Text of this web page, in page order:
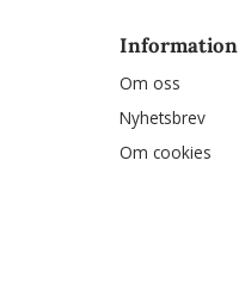
Information
Om oss
Nyhetsbrev
Om cookies